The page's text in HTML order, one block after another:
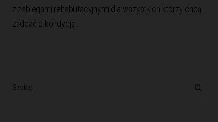
z zabiegami rehabilitacyjnymi dla wszystkich którzy chcą
zadbać o kondycję .